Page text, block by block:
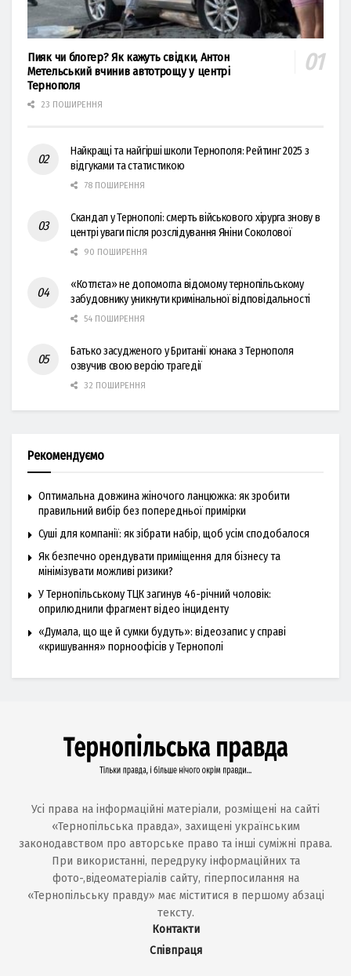
Пияк чи блогер? Як кажуть свідки, Антон
Метельський вчинив автотрощу у центрі
Тернополя
23 ПОШИРЕННЯ
Найкращі та найгірші школи Тернополя: Рейтинг 2025 з
відгуками та статистикою
78 ПОШИРЕННЯ
Скандал у Тернополі: смерть військового хірурга знову в
центрі уваги після розслідування Яніни Соколової
90 ПОШИРЕННЯ
«Котлєта» не допомогла відомому тернопільському
забудовнику уникнути кримінальної відповідальності
54 ПОШИРЕННЯ
Батько засудженого у Британії юнака з Тернополя
озвучив свою версію трагедії
32 ПОШИРЕННЯ
Рекомендуємо
Оптимальна довжина жіночого ланцюжка: як зробити
правильний вибір без попередньої примірки
Суші для компанії: як зібрати набір, щоб усім сподобалося
Як безпечно орендувати приміщення для бізнесу та
мінімізувати можливі ризики?
У Тернопільському ТЦК загинув 46-річний чоловік:
оприлюднили фрагмент відео інциденту
«Думала, що ще й сумки будуть»: відеозапис у справі
«кришування» порноофісів у Тернополі
Усі права на інформаційні матеріали, розміщені на сайті
«Тернопільська правда», захищені українським
законодавством про авторське право та інші суміжні права.
При використанні, передруку інформаційних та
фото-,відеоматеріалів сайту, гіперпосилання на
«Тернопільську правду» має міститися в першому абзаці
тексту.
Контакти
Співпраця